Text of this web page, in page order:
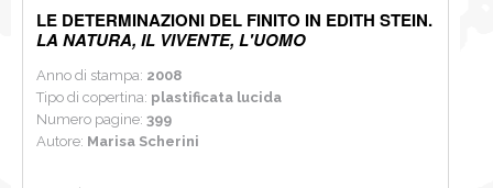
LE DETERMINAZIONI DEL FINITO IN EDITH STEIN.
LA NATURA, IL VIVENTE, L'UOMO
Anno di stampa: 2008
Tipo di copertina: plastificata lucida
Numero pagine: 399
Autore: Marisa Scherini